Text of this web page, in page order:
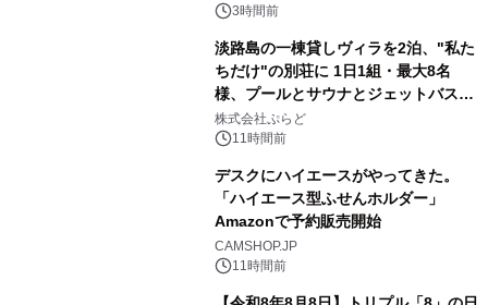
3時間前
淡路島の一棟貸しヴィラを2泊、"私た
ちだけ"の別荘に 1日1組・最大8名
様、プールとサウナとジェットバス付
きで Villa Mon Temps AWAJIの連泊
素泊りプラン
株式会社ぷらど
11時間前
デスクにハイエースがやってきた。
「ハイエース型ふせんホルダー」
Amazonで予約販売開始
CAMSHOP.JP
11時間前